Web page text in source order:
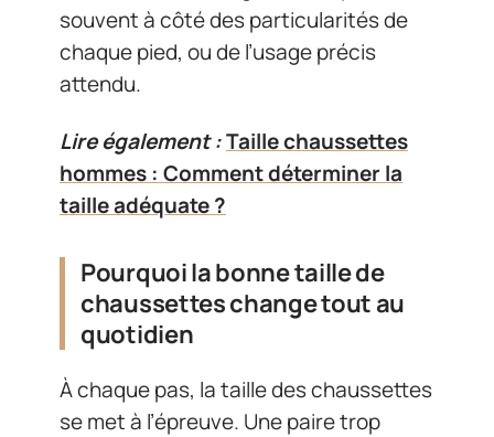
souvent à côté des particularités de
chaque pied, ou de l’usage précis
attendu.
Lire également :Taille chaussettes
hommes : Comment déterminer la
taille adéquate ?
Pourquoi la bonne taille de
chaussettes change tout au
quotidien
À chaque pas, la taille des chaussettes
se met à l’épreuve. Une paire trop